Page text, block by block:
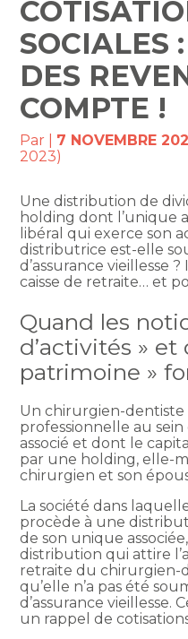
SOCIALES
DES
COMPTE !
Par 7 NOVEMBRE
2023)
Une distribution de
holding dont l’unique
libéral qui exerce son
distributrice est-elle
d’assurance vieillesse
caisse de retraite… et
Quand les
d’activités » et
patrimoine »
Un chirurgien-dentiste
professionnelle au
associé et dont le
par une holding, elle-
chirurgien et son
La société dans
procède à une
de son unique
distribution qui attire
retraite du chirurgien-
qu’elle n’a pas été
d’assurance vieillesse.
un rappel de